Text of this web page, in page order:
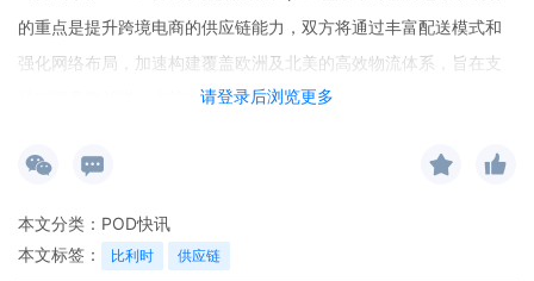
请登录后浏览更多
的重点是提升跨境电商的供应链能力，双方将通过丰富配送模式和
强化网络布局，加速构建覆盖欧洲及北美的高效物流体系，旨在支
持欧洲卖家并进一步扩大双方的全球合作。
本文分类： POD快讯
本文标签：
比利时 供应链